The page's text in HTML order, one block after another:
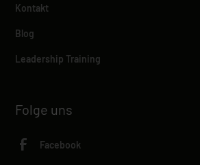
Kontakt
Blog
Leadership Training
Folge uns
Facebook